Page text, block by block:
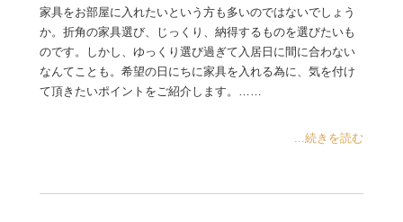
家具をお部屋に入れたいという方も多いのではないでしょう
か。折角の家具選び、じっくり、納得するものを選びたいも
のです。しかし、ゆっくり選び過ぎて入居日に間に合わない
なんてことも。希望の日にちに家具を入れる為に、気を付け
て頂きたいポイントをご紹介します。……
...続きを読む